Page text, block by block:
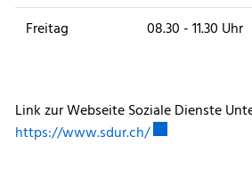
Freitag
08.30 - 11.30 Uhr
Link zur Webseite Soziale Dienste
https://www.sdur.ch/Externer Link